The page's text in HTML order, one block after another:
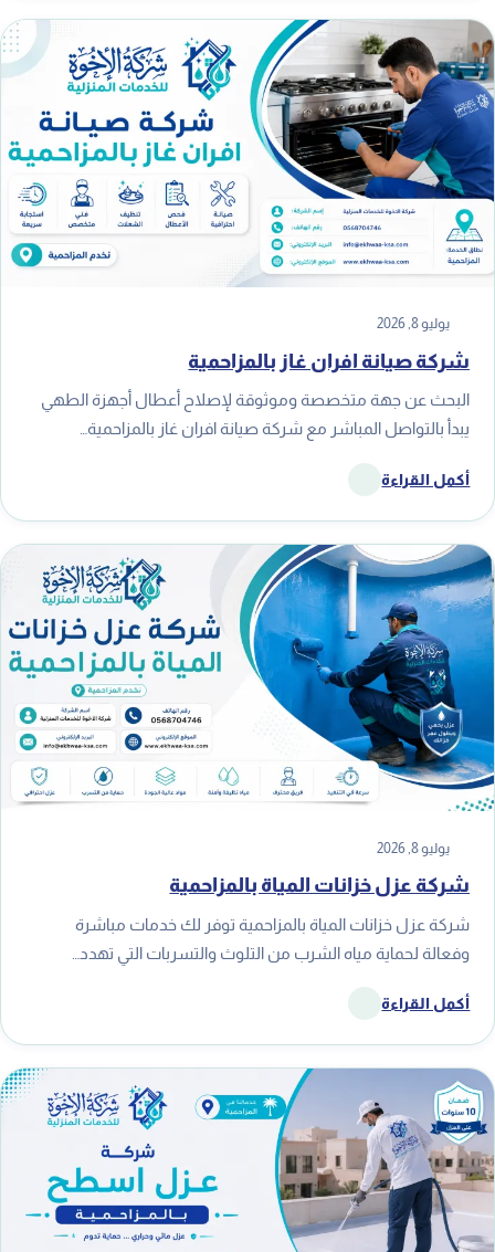
يوليو 8, 2026
شركة صيانة افران غاز بالمزاحمية
البحث عن جهة متخصصة وموثوقة لإصلاح أعطال أجهزة الطهي
يبدأ بالتواصل المباشر مع شركة صيانة افران غاز بالمزاحمية…
أكمل القراءة
يوليو 8, 2026
شركة عزل خزانات المياة بالمزاحمية
شركة عزل خزانات المياة بالمزاحمية توفر لك خدمات مباشرة
وفعالة لحماية مياه الشرب من التلوث والتسربات التي تهدد…
أكمل القراءة